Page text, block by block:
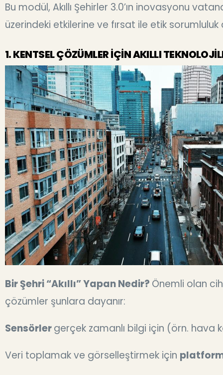
Bu modül, Akıllı Şehirler 3.0’ın inovasyonu
üzerindeki etkilerine ve fırsat ile etik
1. KENTSEL ÇÖZÜMLER İÇİN AKILLI
Bir Şehri “Akıllı” Yapan Nedir? Önemli olan
çözümler şunlara dayanır:
Sensörlergerçek zamanlı bilgi için (örn. hava
Veri toplamak ve görselleştirmek için